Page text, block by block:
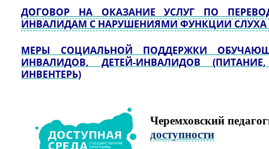
ДОГОВОР НА ОКАЗАНИЕ УСЛУГ ПО
ИНВАЛИДАМ С НАРУШЕНИЯМИ ФУНКЦИИ СЛУХА
МЕРЫ СОЦИАЛЬНОЙ ПОДДЕРЖКИ
ИНВАЛИДОВ, ДЕТЕЙ-ИНВАЛИДОВ
ИНВЕНТЕРЬ)
Черемховский
доступности